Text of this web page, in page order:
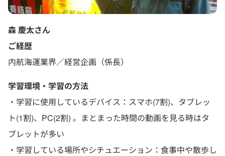
森 慶太さん
ご経歴
内航海運業界／経営企画（係長）
学習環境・学習の方法
・学習に使用しているデバイス：スマホ(7割)、タブレッ
ト(1割)、PC(2割) 。まとまった時間の動画を見る時はタ
ブレットが多い
・学習している場所やシチュエーション：食事中や散歩し